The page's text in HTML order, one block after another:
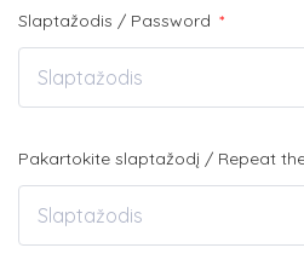
Slaptažodis / Password *
Pakartokite slaptažodį / Repeat